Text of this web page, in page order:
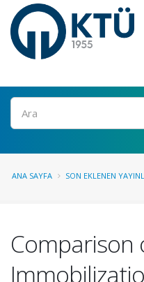
Ara
ANA SAYFA SON EKLENEN
Comparison